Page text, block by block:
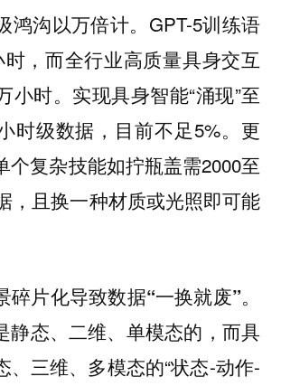
鸿沟以万倍计。 GPT-5训练语
，而全行业高质量具身交互
小时。实现具身智能“涌现”至
时级数据，目前不足5%。更
个复杂技能如拧瓶盖需2000至
，且换一种材质或光照即可能
片化导致数据“一换就废”。
静态、二维、单模态的，而具
、三维、多模态的“状态-动作-